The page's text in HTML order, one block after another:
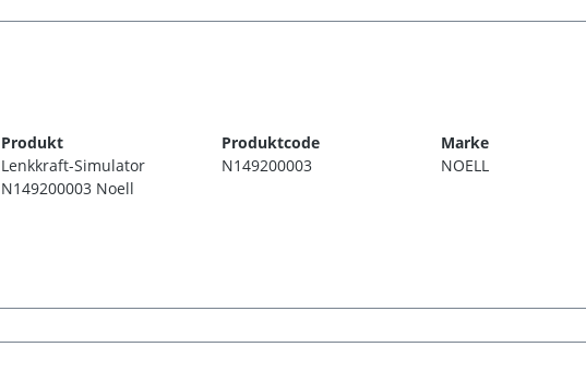
Produkt
Lenkkraft-Simulator
N149200003 Noell
Produktcode
N149200003
Marke
NOELL